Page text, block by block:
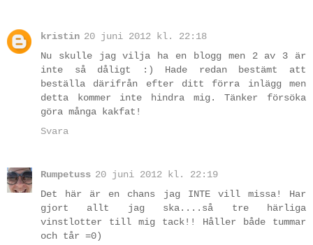
kristin 20 juni 2012 kl. 22:18
Nu skulle jag vilja ha en blogg men 2 av 3 är
inte så dåligt :) Hade redan bestämt att
beställa därifrån efter ditt förra inlägg men
detta kommer inte hindra mig. Tänker försöka
göra många kakfat!
Svara
Rumpetuss 20 juni 2012 kl. 22:19
Det här är en chans jag INTE vill missa! Har
gjort allt jag ska....så tre härliga
vinstlotter till mig tack!! Håller både tummar
och tår =0)